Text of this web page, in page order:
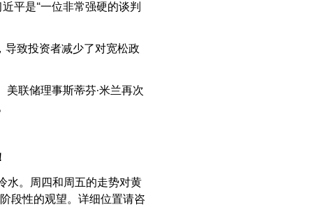
平是“一位非常强硬的谈判
导致投资者减少了对宽松政
美联储理事斯蒂芬·米兰再次
水。周四和周五的走势对黄
段性的观望。详细位置请咨